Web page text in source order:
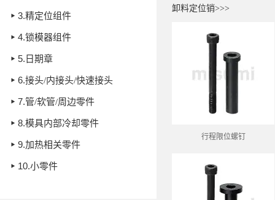
3.精定位组件
4.锁模器组件
5. 日期章
6.接头/内接头/快速接头
7.管/软管/周边零件
8.模具内部冷却零件
9.加热相关零件
10.小零件
卸料定位销>>>
行程限位螺钉